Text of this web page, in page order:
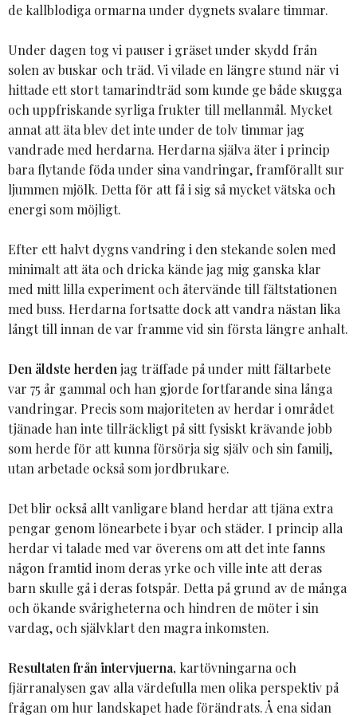
de kallblodiga ormarna under dygnets svalare timmar.
Under dagen tog vi pauser i gräset under skydd från
solen av buskar och träd. Vi vilade en längre stund när vi
hittade ett stort tamarindträd som kunde ge både skugga
och uppfriskande syrliga frukter till mellanmål. Mycket
annat att äta blev det inte under de tolv timmar jag
vandrade med herdarna. Herdarna själva äter i princip
bara flytande föda under sina vandringar, framförallt sur
ljummen mjölk. Detta för att få i sig så mycket vätska och
energi som möjligt.
Efter ett halvt dygns vandring i den stekande solen med
minimalt att äta och dricka kände jag mig ganska klar
med mitt lilla experiment och återvände till fältstationen
med buss. Herdarna fortsatte dock att vandra nästan lika
långt till innan de var framme vid sin första längre anhalt.
Den äldste herden jag träffade på under mitt fältarbete
var 75 år gammal och han gjorde fortfarande sina långa
vandringar. Precis som majoriteten av herdar i området
tjänade han inte tillräckligt på sitt fysiskt krävande jobb
som herde för att kunna försörja sig själv och sin familj,
utan arbetade också som jordbrukare.
Det blir också allt vanligare bland herdar att tjäna extra
pengar genom lönearbete i byar och städer. I princip alla
herdar vi talade med var överens om att det inte fanns
någon framtid inom deras yrke och ville inte att deras
barn skulle gå i deras fotspår. Detta på grund av de många
och ökande svårigheterna och hindren de möter i sin
vardag, och självklart den magra inkomsten.
Resultaten från intervjuerna, kartövningarna och
fjärranalysen gav alla värdefulla men olika perspektiv på
frågan om hur landskapet hade förändrats. Å ena sidan